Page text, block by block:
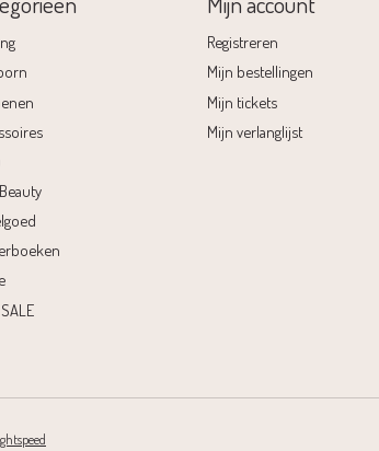
Registreren
Mijn bestellingen
Mijn tickets
Mijn verlanglijst